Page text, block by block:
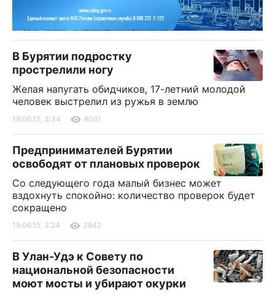
В Бурятии подростку
прострелили ногу
Желая напугать обидчиков, 17-летний молодой
человек выстрелил из ружья в землю
19.06.15, 3:34 6061
Предпринимателей Бурятии
освободят от плановых проверок
Со следующего года малый бизнес может
вздохнуть спокойно: количество проверок будет
сокращено
19.06.15, 3:24 2842
В Улан-Удэ к Совету по
национальной безопасности
моют мосты и убирают окурки